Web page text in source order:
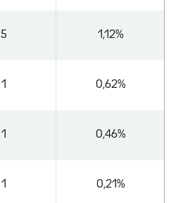
5 1,12%
1 0,62%
1 0,46%
1 0,21%